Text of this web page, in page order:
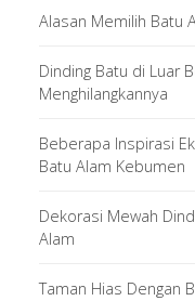
Alasan Memilih Batu
Dinding Batu di Luar
Menghilangkannya
Beberapa Inspirasi
Batu Alam Kebumen
Dekorasi Mewah
Alam
Taman Hias Dengan